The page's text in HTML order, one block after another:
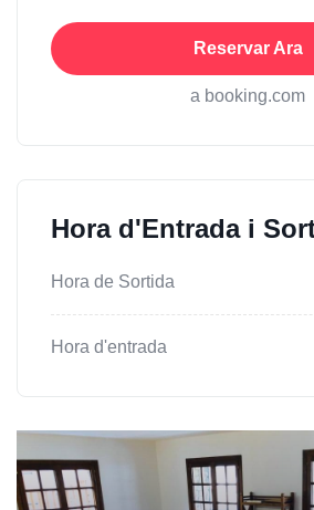
Reservar Ara
a booking.com
Hora d'Entrada i
Hora de Sortida
Hora d'entrada